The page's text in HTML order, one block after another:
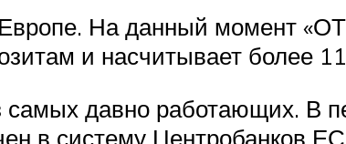
На данный момент
и насчитывает более
давно работающих. В
в систему Центробанков